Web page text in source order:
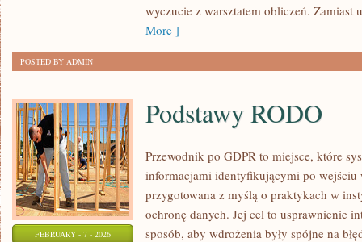
wyczucie z warsztatem obliczeń. Zamiast
More ]
POSTED BY ADMIN
FEBRUARY - 7 - 2026
Podstawy RODO
Przewodnik po GDPR to miejsce, które
informacjami identyfikującymi po wejściu
przygotowana z myślą o praktykach w
ochronę danych. Jej cel to usprawnienie
sposób, aby wdrożenia były spójne na